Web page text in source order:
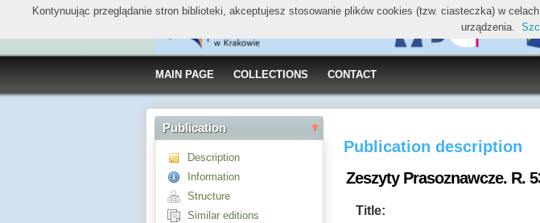
MAIN PAGE COLLECTIONS CONTACT
Publication
Description
Information
Structure
Similar editions
Publication description
Zeszyty Prasoznawcze. R.
Title:
Kontynuując przeglądanie stron biblioteki, akceptujesz stosowanie plików cookies (tzw. ciasteczka) w
urządzenia.